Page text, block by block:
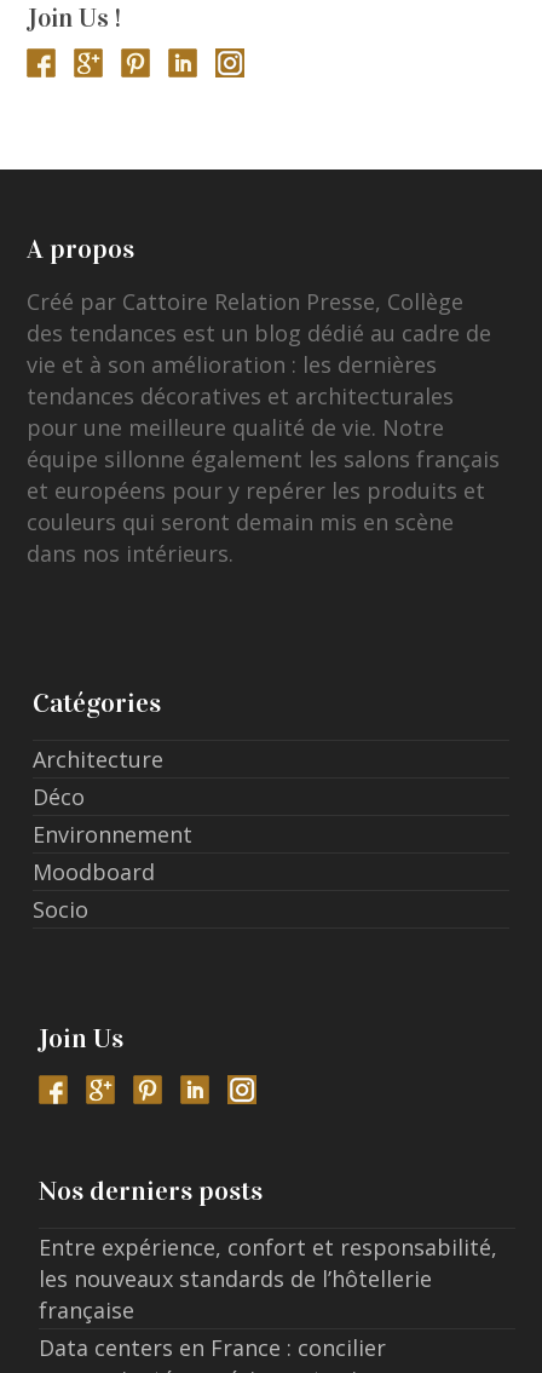
Join Us !
A propos
Créé par Cattoire Relation Presse, Collège
des tendances est un blog dédié au cadre de
vie et à son amélioration : les dernières
tendances décoratives et architecturales
pour une meilleure qualité de vie. Notre
équipe sillonne également les salons français
et européens pour y repérer les produits et
couleurs qui seront demain mis en scène
dans nos intérieurs.
Catégories
Architecture
Déco
Environnement
Moodboard
Socio
Join Us
Nos derniers posts
Entre expérience, confort et responsabilité,
les nouveaux standards de l’hôtellerie
française
Data centers en France : concilier